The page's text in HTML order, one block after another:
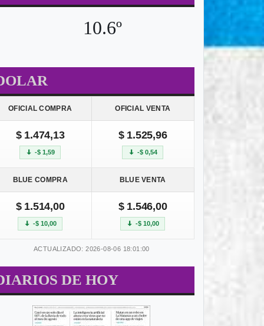
10.6º
OFICIAL COMPRA OFICIAL VENTA
$ 1.474,13
-$ 1,59
$ 1.525,96
-$ 0,54
BLUE COMPRA BLUE VENTA
$ 1.514,00
-$ 10,00
$ 1.546,00
-$ 10,00
ACTUALIZADO: 2026-08-06 18:01:00
DE HOY